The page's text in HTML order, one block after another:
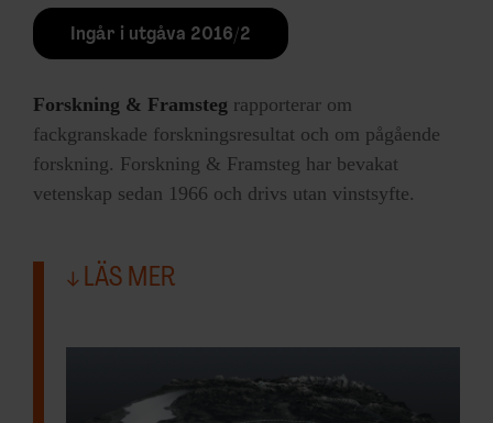
Ingår i utgåva 2016/2
Forskning & Framsteg rapporterar om
fackgranskade forskningsresultat och om pågående
forskning. Forskning & Framsteg har bevakat
vetenskap sedan 1966 och drivs utan vinstsyfte.
LÄS MER